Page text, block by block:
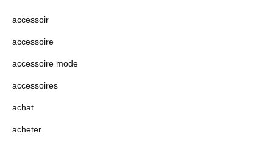
accessoir
accessoire
accessoire mode
accessoires
achat
acheter